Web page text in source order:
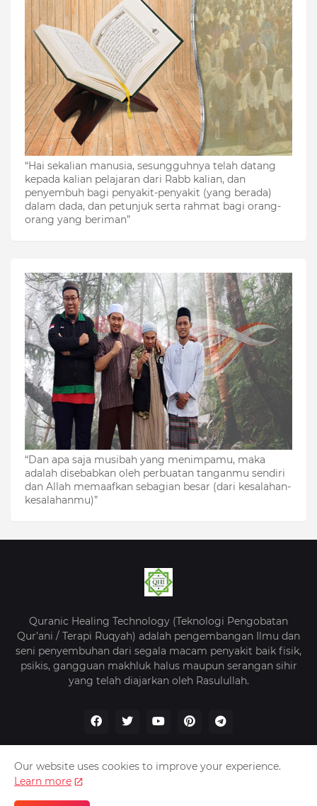
“Hai sekalian manusia, sesungguhnya telah datang
kepada kalian pelajaran dari Rabb kalian, dan
penyembuh bagi penyakit-penyakit (yang berada)
dalam dada, dan petunjuk serta rahmat bagi orang-
orang yang beriman”
“Dan apa saja musibah yang menimpamu, maka
adalah disebabkan oleh perbuatan tanganmu sendiri
dan Allah memaafkan sebagian besar (dari kesalahan-
kesalahanmu)”
Quranic Healing Technology (Teknologi Pengobatan
Qur’ani / Terapi Ruqyah) adalah pengembangan Ilmu dan
seni penyembuhan dari segala macam penyakit baik fisik,
psikis, gangguan makhluk halus maupun serangan sihir
yang telah diajarkan oleh Rasulullah.
Beranda Tentang Kami
Our website uses cookies to improve your experience.
Learn more